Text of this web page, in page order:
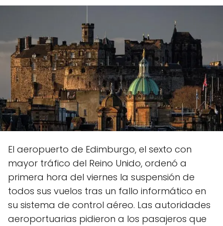
El aeropuerto de Edimburgo, el sexto con
mayor tráfico del Reino Unido, ordenó a
primera hora del viernes la suspensión de
todos sus vuelos tras un fallo informático en
su sistema de control aéreo. Las autoridades
aeroportuarias pidieron a los pasajeros que